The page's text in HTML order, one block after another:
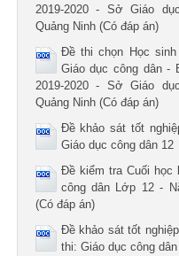
2019-2020 - Sở Giáo
Quảng Ninh (Có đáp án)
Đề thi chọn Học
Giáo dục công dân -
2019-2020 - Sở Giáo
Quảng Ninh (Có đáp án)
Đề khảo sát tốt
Giáo dục công dân 12
Đề kiểm tra Cuối học
công dân Lớp 12 -
(Có đáp án)
Đề khảo sát tốt
thi: Giáo dục công dân